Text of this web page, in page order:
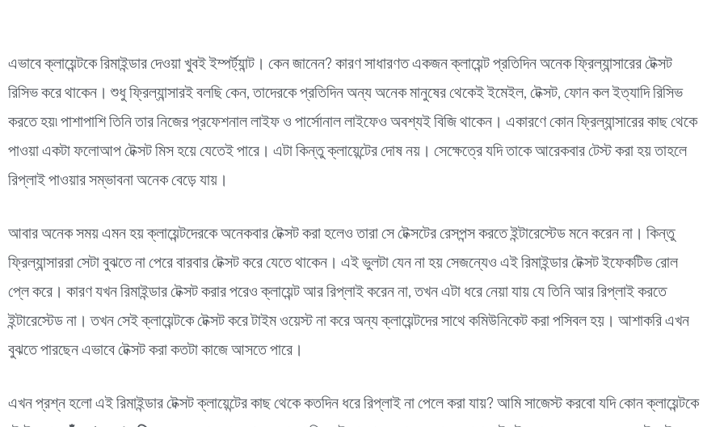
এভাবে ক্লায়েন্টকে রিমাইন্ডার দেওয়া খুবই ইম্পর্ট্যান্ট। কেন জানেন? কারণ সাধারণত একজন ক্লায়েন্ট প্রতিদিন অনেক ফ্রিল্যান্সারের টেক্সট
রিসিভ করে থাকেন। শুধু ফ্রিল্যান্সারই বলছি কেন, তাদেরকে প্রতিদিন অন্য অনেক মানুষের থেকেই ইমেইল, টেক্সট, ফোন কল ইত্যাদি রিসিভ
করতে হয়৷ পাশাপাশি তিনি তার নিজের প্রফেশনাল লাইফ ও পার্সোনাল লাইফেও অবশ্যই বিজি থাকেন। একারণে কোন ফ্রিল্যান্সারের কাছ থেকে
পাওয়া একটা ফলোআপ টেক্সট মিস হয়ে যেতেই পারে। এটা কিন্তু ক্লায়েন্টের দোষ নয়। সেক্ষেত্রে যদি তাকে আরেকবার টেস্ট করা হয় তাহলে
রিপ্লাই পাওয়ার সম্ভাবনা অনেক বেড়ে যায়।
আবার অনেক সময় এমন হয় ক্লায়েন্টদেরকে অনেকবার টেক্সট করা হলেও তারা সে টেক্সটের রেসপন্স করতে ইন্টারেস্টেড মনে করেন না। কিন্তু
ফ্রিল্যান্সাররা সেটা বুঝতে না পেরে বারবার টেক্সট করে যেতে থাকেন। এই ভুলটা যেন না হয় সেজন্যেও এই রিমাইন্ডার টেক্সট ইফেকটিভ রোল
প্লে করে। কারণ যখন রিমাইন্ডার টেক্সট করার পরেও ক্লায়েন্ট আর রিপ্লাই করেন না, তখন এটা ধরে নেয়া যায় যে তিনি আর রিপ্লাই করতে
ইন্টারেস্টেড না। তখন সেই ক্লায়েন্টকে টেক্সট করে টাইম ওয়েস্ট না করে অন্য ক্লায়েন্টদের সাথে কমিউনিকেট করা পসিবল হয়। আশাকরি এখন
বুঝতে পারছেন এভাবে টেক্সট করা কতটা কাজে আসতে পারে।
এখন প্রশ্ন হলো এই রিমাইন্ডার টেক্সট ক্লায়েন্টের কাছ থেকে কতদিন ধরে রিপ্লাই না পেলে করা যায়? আমি সাজেস্ট করবো যদি কোন ক্লায়েন্টকে